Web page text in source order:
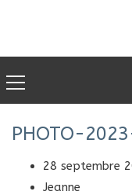
PHOTO-
28 septembre
Jeanne